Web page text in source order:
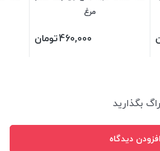
مرغ
460,000تومان
بگذارید
افزودن دیدگاه